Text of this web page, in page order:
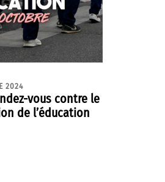
2024
vous contre le
de l’éducation